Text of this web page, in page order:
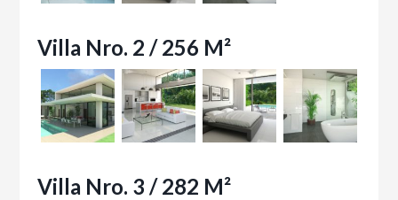
Villa Nro. 2 / 256 M²
Villa Nro. 3 / 282 M²